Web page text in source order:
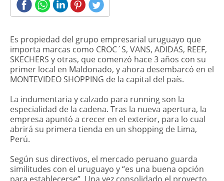
Es propiedad del grupo empresarial uruguayo que
importa marcas como CROC´S, VANS, ADIDAS, REEF,
SKECHERS y otras, que comenzó hace 3 años con su
primer local en Maldonado, y ahora desembarcó en el
MONTEVIDEO SHOPPING de la capital del país.
La indumentaria y calzado para running son la
especialidad de la cadena. Tras la nueva apertura, la
empresa apuntó a crecer en el exterior, para lo cual
abrirá su primera tienda en un shopping de Lima,
Perú.
Según sus directivos, el mercado peruano guarda
similitudes con el uruguayo y “es una buena opción